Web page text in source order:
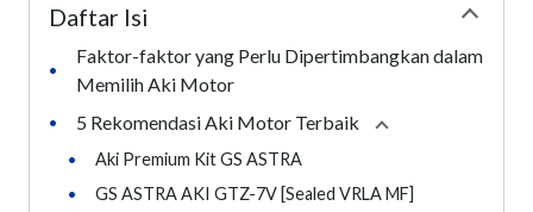
Daftar Isi
•
Faktor-faktor yang Perlu Dipertimbangkan dalam
Memilih Aki Motor
• 5 Rekomendasi Aki Motor Terbaik Collapse
•
Aki Premium Kit GS ASTRA
•
GS ASTRA AKI GTZ-7V [Sealed VRLA MF]